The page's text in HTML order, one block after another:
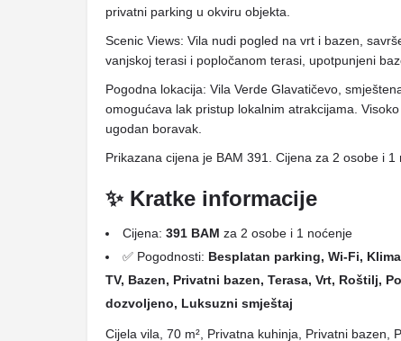
privatni parking u okviru objekta.
Scenic Views: Vila nudi pogled na vrt i bazen,
vanjskoj terasi i popločanom terasi, upotpunjeni
Pogodna lokacija: Vila Verde Glavatičevo,
omogućava lak pristup lokalnim atrakcijama.
ugodan boravak.
Prikazana cijena je BAM 391. Cijena za 2 osobe i 1
✨ Kratke informacije
Cijena: 391 BAM za 2 osobe i 1 noćenje
✅ Pogodnosti: Besplatan parking, Wi-Fi,
TV, Bazen, Privatni bazen, Terasa, Vrt, Roštilj,
dozvoljeno, Luksuzni smještaj
Cijela vila, 70 m², Privatna kuhinja, Privatni bazen,